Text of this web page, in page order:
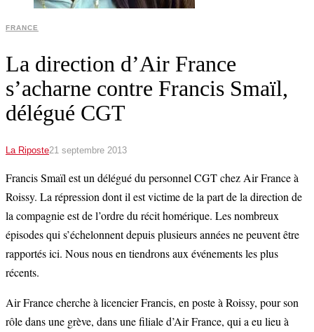
FRANCE
La direction d’Air France
s’acharne contre Francis Smaïl,
délégué CGT
La Riposte21 septembre 2013
Francis Smaïl est un délégué du personnel CGT chez Air France à
Roissy. La répression dont il est victime de la part de la direction de
la compagnie est de l’ordre du récit homérique. Les nombreux
épisodes qui s’échelonnent depuis plusieurs années ne peuvent être
rapportés ici. Nous nous en tiendrons aux événements les plus
récents.
Air France cherche à licencier Francis, en poste à Roissy, pour son
rôle dans une grève, dans une filiale d’Air France, qui a eu lieu à